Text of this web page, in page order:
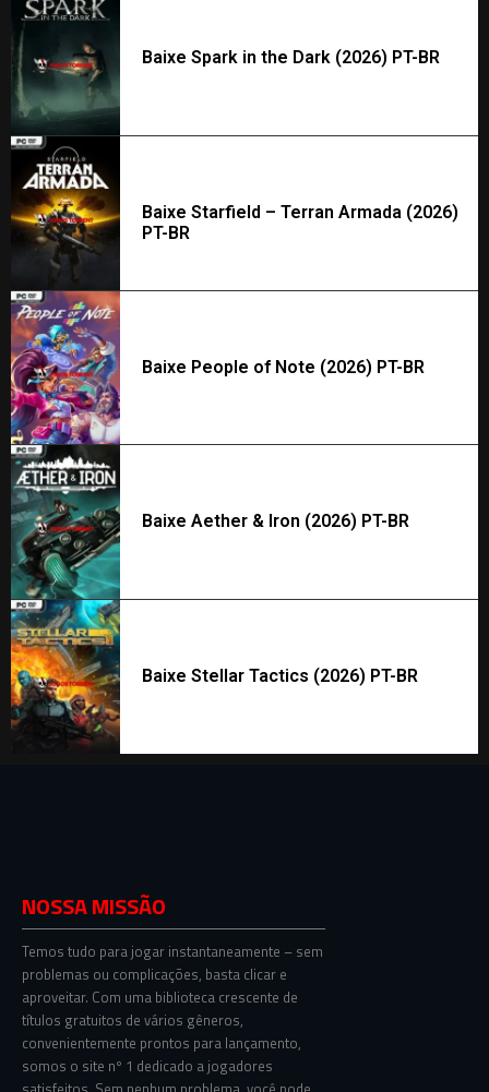
Baixe Spark in the Dark (2026) PT-BR
Baixe Starfield – Terran Armada (2026)
PT-BR
Baixe People of Note (2026) PT-BR
Baixe Aether & Iron (2026) PT-BR
Baixe Stellar Tactics (2026) PT-BR
NOSSA MISSÃO
Temos tudo para jogar instantaneamente – sem
problemas ou complicações, basta clicar e
aproveitar. Com uma biblioteca crescente de
títulos gratuitos de vários gêneros,
convenientemente prontos para lançamento,
somos o site nº 1 dedicado a jogadores